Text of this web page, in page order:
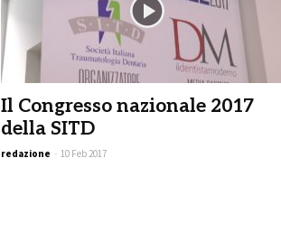
Il Congresso nazionale 2017
della SITD
redazione - 10 Feb 2017